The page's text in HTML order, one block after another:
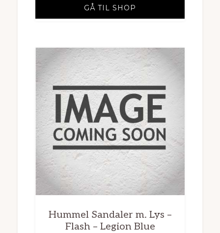
GÅ TIL SHOP
Hummel Sandaler m. Lys –
Flash – Legion Blue